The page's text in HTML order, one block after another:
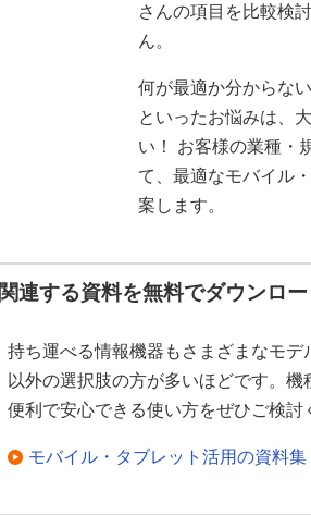
さんの項目を比較検
ん。
何が最適か分からな
といったお悩みは、
い！ お客様の業種・
て、最適なモバイル
案します。
連する資料を無料でダウンロー
持ち運べる情報機器もさまざまなモデ
以外の選択肢の方が多いほどです。機
便利で安心できる使い方をぜひご検討
モバイル・タブレット活用の資料集